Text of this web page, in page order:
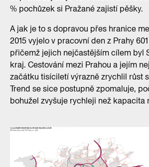
% pochůzek si Pražané zajistí pěšky.
A jak je to s dopravou přes hranice
2015 vyjelo v pracovní den z Prahy
přičemž jejich nejčastějším cílem byl
kraj. Cestování mezi Prahou a jejím
začátku tisíciletí výrazně zrychlil růst
Trend se sice postupně zpomaluje,
bohužel zvyšuje rychleji než kapacita